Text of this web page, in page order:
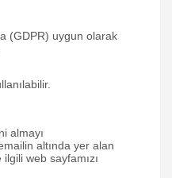
(GDPR) uygun olarak
almayı
altında yer alan
web sayfamızı